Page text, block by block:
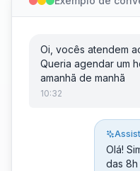
Oi, vocês atendem
Queria agendar um
amanhã de manhã
10:32
Olá!
das 8h